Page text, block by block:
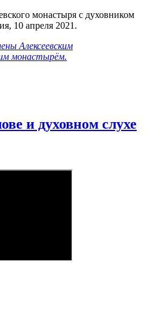
монастыря с духовником
10 апреля 2021.
Алексеевским
монастырём.
и духовном слухе